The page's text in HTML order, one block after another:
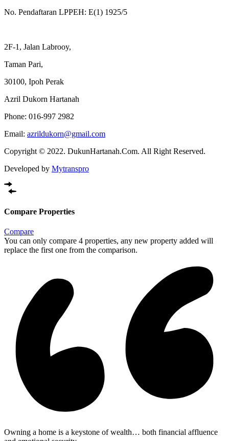
No. Pendaftaran LPPEH: E(1) 1925/5
2F-1, Jalan Labrooy,
Taman Pari,
30100, Ipoh Perak
Azril Dukorn Hartanah
Phone: 016-997 2982
Email: azrildukorn@gmail.com
Copyright © 2022. DukunHartanah.Com. All Right Reserved.
Developed by Mytranspro
Compare Properties
Compare
You can only compare 4 properties, any new property added will
replace the first one from the comparison.
Owning a home is a keystone of wealth… both financial affluence